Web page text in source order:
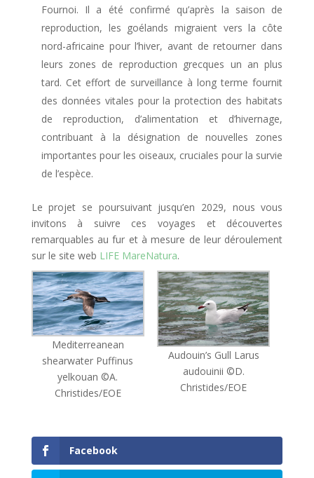
Fournoi. Il a été confirmé qu’après la saison de
reproduction, les goélands migraient vers la côte
nord-africaine pour l’hiver, avant de retourner dans
leurs zones de reproduction grecques un an plus
tard. Cet effort de surveillance à long terme fournit
des données vitales pour la protection des habitats
de reproduction, d’alimentation et d’hivernage,
contribuant à la désignation de nouvelles zones
importantes pour les oiseaux, cruciales pour la survie
de l’espèce.
Le projet se poursuivant jusqu’en 2029, nous vous
invitons à suivre ces voyages et découvertes
remarquables au fur et à mesure de leur déroulement
sur le site web LIFE MareNatura.
Mediterreanean
shearwater Puffinus
yelkouan ©A.
Christides/EOE
Audouin’s Gull Larus
audouinii ©D.
Christides/EOE
Facebook